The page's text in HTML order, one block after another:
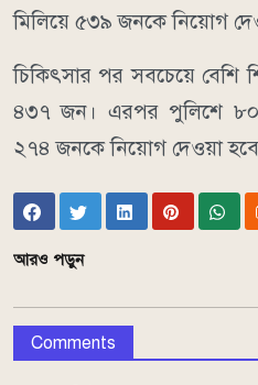
মিলিয়ে ৫৩৯ জনকে নিয়োগ
চিকিৎসার পর সবচেয়ে বেশি
৪৩৭ জন। এরপর পুলিশে
২৭৪ জনকে নিয়োগ দেওয়া
আরও পড়ুন
Comments